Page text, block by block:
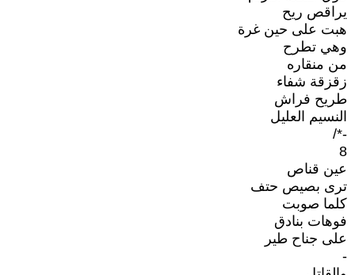
يراقص ريح
هبت على حين غرة
وهي تطرح
من منقاره
زقزقة شفاء
طريح فراش
النسيم العليل
-*/
8
عين قناص
ترى بصيص حتف
كلما صوبت
فوهات بنادق
على جناح طير
-